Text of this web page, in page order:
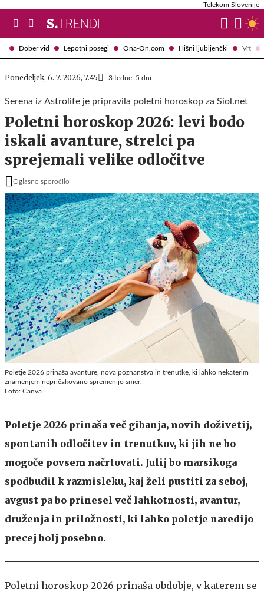
Dober vid Lepotni posegi Ona-On.com Hišni ljubljenčki Vrt
Telekom Slovenije
Ponedeljek, 6. 7. 2026, 7.45 3 tedne, 5 dni
Serena iz Astrolife je pripravila poletni horoskop za Siol.net
Poletni horoskop 2026: levi bodo
iskali avanture, strelci pa
sprejemali velike odločitve
Oglasno sporočilo
Poletje 2026 prinaša avanture, nova poznanstva in trenutke, ki lahko nekaterim
znamenjem nepričakovano spremenijo smer.
Foto: Canva
Poletje 2026 prinaša več gibanja, novih doživetij,
spontanih odločitev in trenutkov, ki jih ne bo
mogoče povsem načrtovati. Julij bo marsikoga
spodbudil k razmisleku, kaj želi pustiti za seboj,
avgust pa bo prinesel več lahkotnosti, avantur,
druženja in priložnosti, ki lahko poletje naredijo
precej bolj posebno.
Poletni horoskop 2026 prinaša obdobje, v katerem se